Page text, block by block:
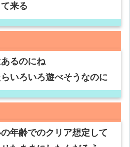
来る
るのにね
いろいろ遊べそうなのに
年齢でのクリア想定して